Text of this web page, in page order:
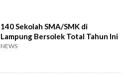
140 Sekolah SMA/SMK di
Lampung Bersolek Total Tahun Ini
NEWS